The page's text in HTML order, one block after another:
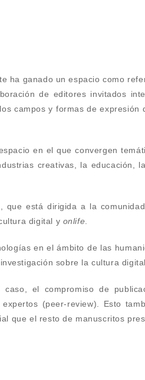
ha ganado un espacio como
de editores invitados
campos y formas de expresión
en el que convergen
creativas, la educación,
está dirigida a la
digital y onlife
en el ámbito de las
sobre la cultura digital.
el compromiso de
(peer-review). Esto
que el resto de manuscritos